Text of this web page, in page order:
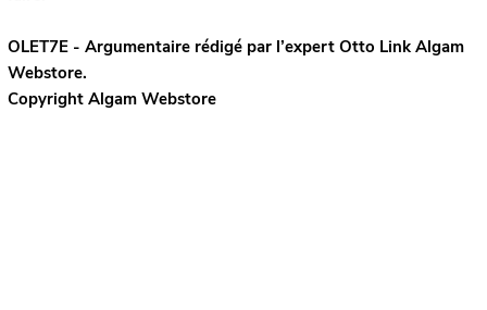
OLET7E - Argumentaire rédigé par l’expert Otto LinkAlgam
Webstore.
Copyright Algam Webstore